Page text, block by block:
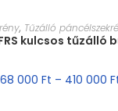
MÉRET VÁLASZTÁSA
, Tűzálló
FRS kulcsos tűzálló
000 Ft – 410 000